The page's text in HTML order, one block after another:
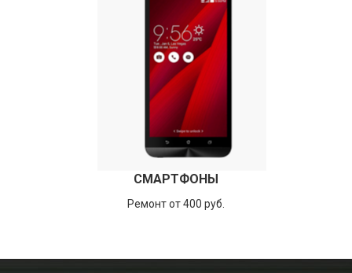
СМАРТФОНЫ
Ремонт от 400 руб.